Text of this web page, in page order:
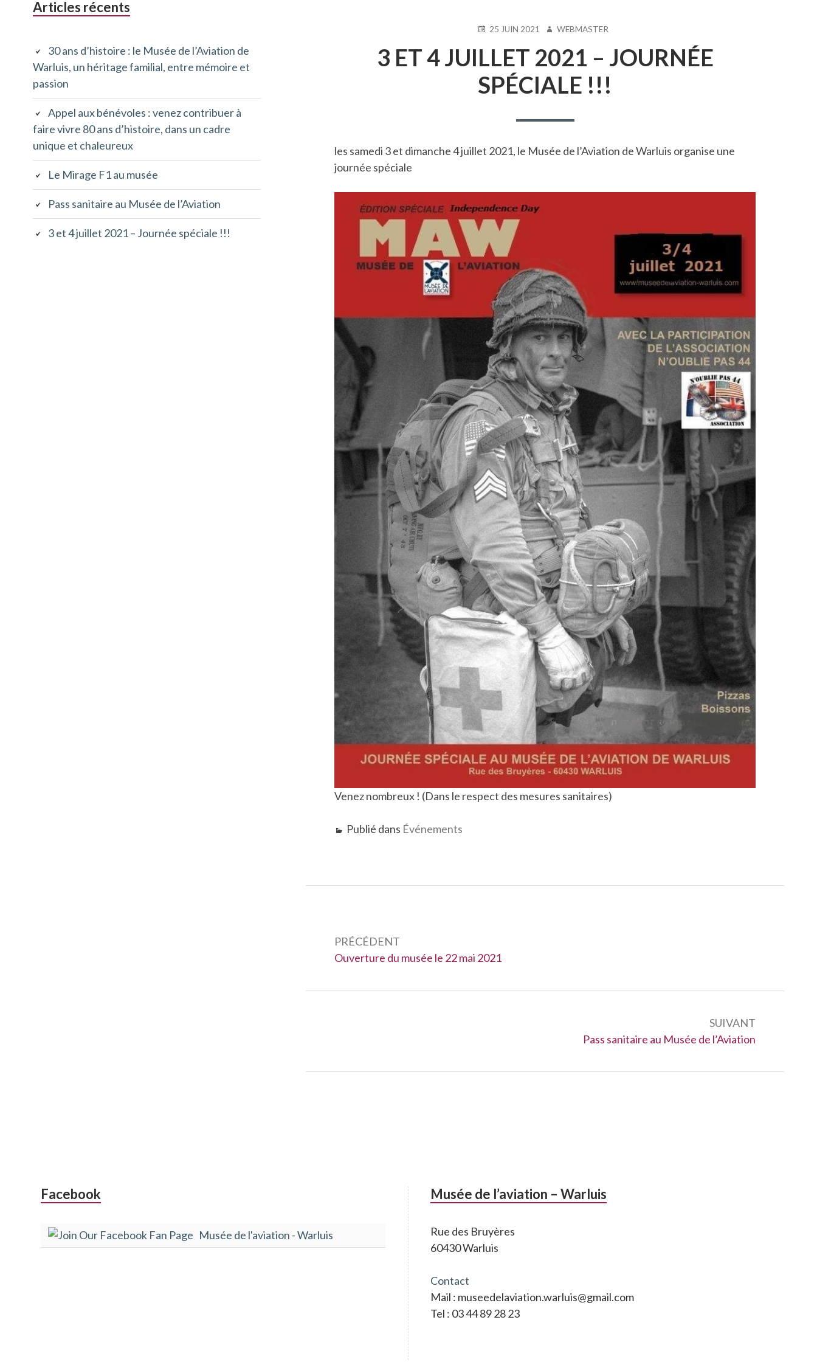
D'ARIANE
PUBLIÉ
25 JUIN 2021 AUTEUR
WEBMASTER
3 ET 4 JUILLET 2021 – JOURNÉE
SPÉCIALE !!!
les samedi 3 et dimanche 4 juillet 2021, le Musée de l’Aviation de Warluis organise une
journée spéciale
Venez nombreux ! (Dans le respect des mesures sanitaires)
Publié dans Événements
l’article
PRÉCÉDENT
Précédent :
Ouverture du musée le 22 mai 2021
SUIVANT
Suivant :
Pass sanitaire au Musée de l’Aviation
Barre
principale
Articles récents
30 ans d’histoire : le Musée de l’Aviation de
Warluis, un héritage familial, entre mémoire et
passion
Appel aux bénévoles : venez contribuer à
faire vivre 80 ans d’histoire, dans un cadre
unique et chaleureux
Le Mirage F1 au musée
Pass sanitaire au Musée de l’Aviation
3 et 4 juillet 2021 – Journée spéciale !!!
Colonne
subsidiaire
Facebook
Musée de l'aviation - Warluis
Musée de l’aviation – Warluis
Rue des Bruyères
60430 Warluis
Contact
Mail : museedelaviation.warluis@gmail.com
Tel : 03 44 89 28 23